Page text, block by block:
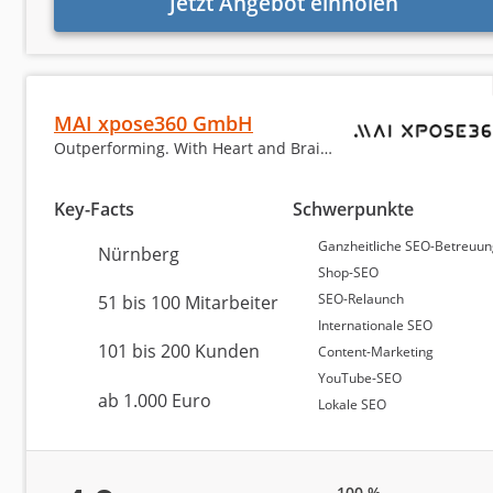
WordPress
Content-Marketing
Markenaufbau und -strategie
Print-Medien
Sonstiges
Die Berechnung des Rankings der besten SEO-
Bewertungen. Mehr Informationen dazu finden Sie in
Top 3 SEO-
MAI xpose360 GmbH
Outperforming. With Heart and Brain.
Key-Facts
Nürnberg
51 bis 100 Mitarbeiter
101 bis 200 Kunden
ab 1.000 Euro
Schwerpunkte
Ganzheitliche SEO-
Shop-SEO
SEO-Relaunch
Internationale SEO
Content-Marketing
YouTube-SEO
Lokale SEO